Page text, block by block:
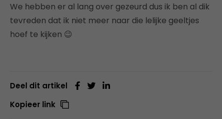
We hebben er al lang over gezeurd dus ik ben al dik
tevreden dat ik niet meer naar die lelijke geeltjes
hoef te kijken 😉
Deel dit artikel
Kopieer link